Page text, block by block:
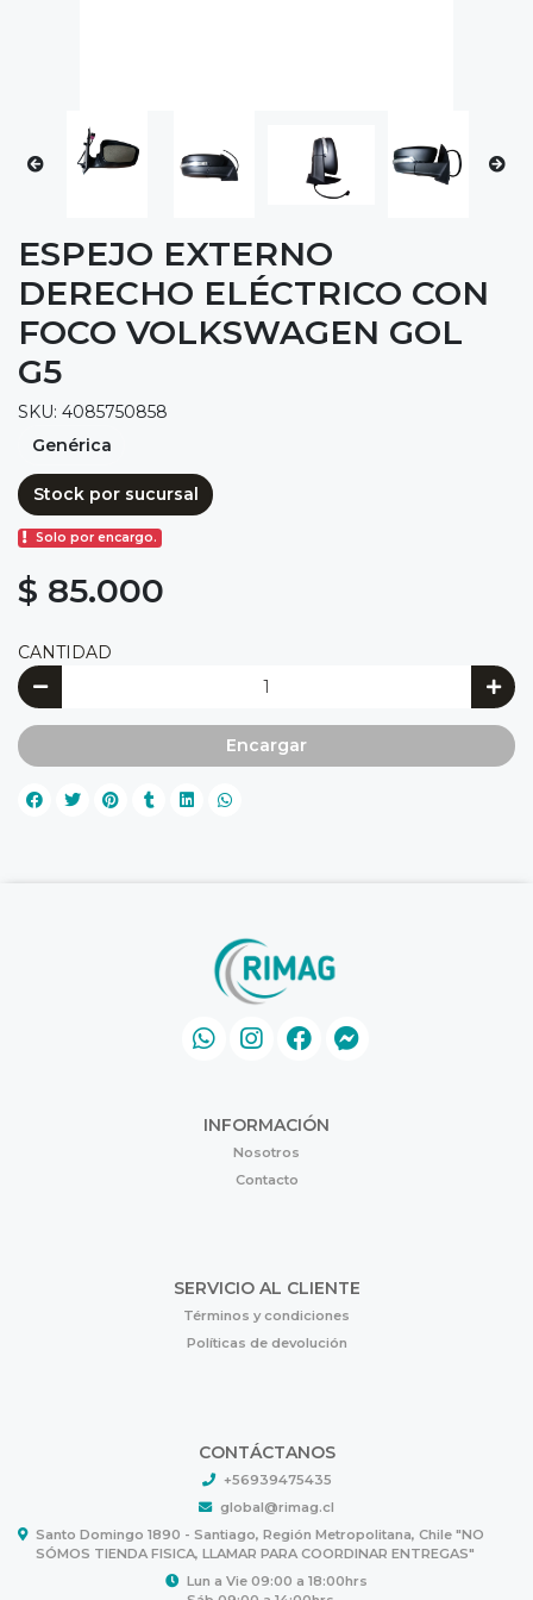
ESPEJO EXTERNO
DERECHO ELÉCTRICO CON
FOCO VOLKSWAGEN GOL
G5
SKU: 4085750858
Genérica
Stock por sucursal
Solo por encargo.
$ 85.000
CANTIDAD
Encargar
INFORMACIÓN
Nosotros
Contacto
SERVICIO AL CLIENTE
Términos y condiciones
Políticas de devolución
CONTÁCTANOS
+56939475435
global@rimag.cl
Santo Domingo 1890 - Santiago, Región Metropolitana, Chile "NO
SÓMOS TIENDA FISICA, LLAMAR PARA COORDINAR ENTREGAS"
Lun a Vie 09:00 a 18:00hrs